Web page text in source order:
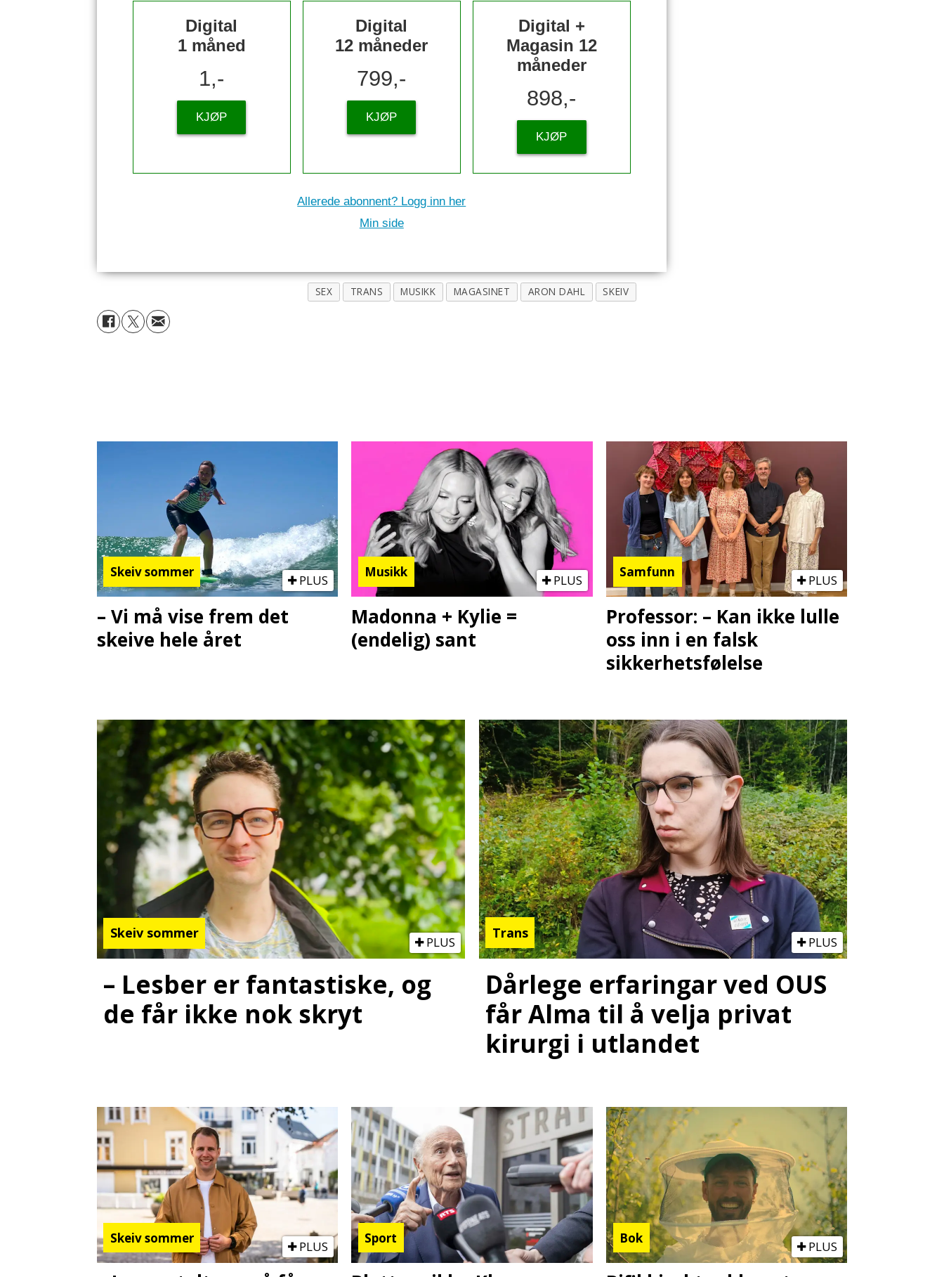
Digital
1 måned
1,-
KJØP
Digital
12 måneder
799,-
KJØP
Digital +
Magasin 12
måneder
898,-
KJØP
Allerede abonnent? Logg inn her
Min side
SEX TRANS MUSIKK MAGASINET ARON DAHL SKEIV
Skeiv sommer
PLUS
– Vi må vise frem det
skeive hele året
Musikk
PLUS
Madonna + Kylie =
(endelig) sant
Samfunn
PLUS
Professor: – Kan ikke lulle
oss inn i en falsk
sikkerhetsfølelse
Skeiv sommer
PLUS
– Lesber er fantastiske, og
de får ikke nok skryt
Trans
PLUS
Dårlege erfaringar ved OUS
får Alma til å velja privat
kirurgi i utlandet
Skeiv sommer
PLUS
Sport Bok
PLUS